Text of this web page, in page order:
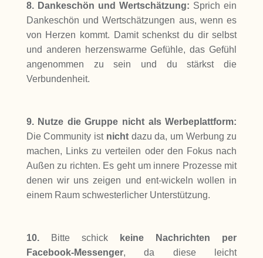
8. Dankeschön und Wertschätzung: Sprich ein
Dankeschön und Wertschätzungen aus, wenn es
von Herzen kommt. Damit schenkst du dir selbst
und anderen herzenswarme Gefühle, das Gefühl
angenommen zu sein und du stärkst die
Verbundenheit.
9. Nutze die Gruppe nicht als Werbeplattform:
Die Community ist nicht dazu da, um Werbung zu
machen, Links zu verteilen oder den Fokus nach
Außen zu richten. Es geht um innere Prozesse mit
denen wir uns zeigen und ent-wickeln wollen in
einem Raum schwesterlicher Unterstützung.
10.Bitte schick
keine Nachrichten per
Facebook-Messenger, da diese leicht